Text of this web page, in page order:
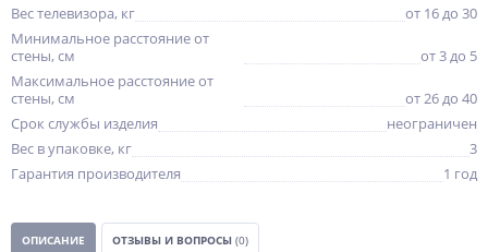
Вес телевизора, кг
от 16 до 30
Минимальное расстояние от
стены, см
от 3 до 5
Максимальное расстояние от
стены, см
от 26 до 40
Срок службы изделия
неограничен
Вес в упаковке, кг
3
Гарантия производителя
1 год
ОПИСАНИЕ ОТЗЫВЫ И ВОПРОСЫ (0)